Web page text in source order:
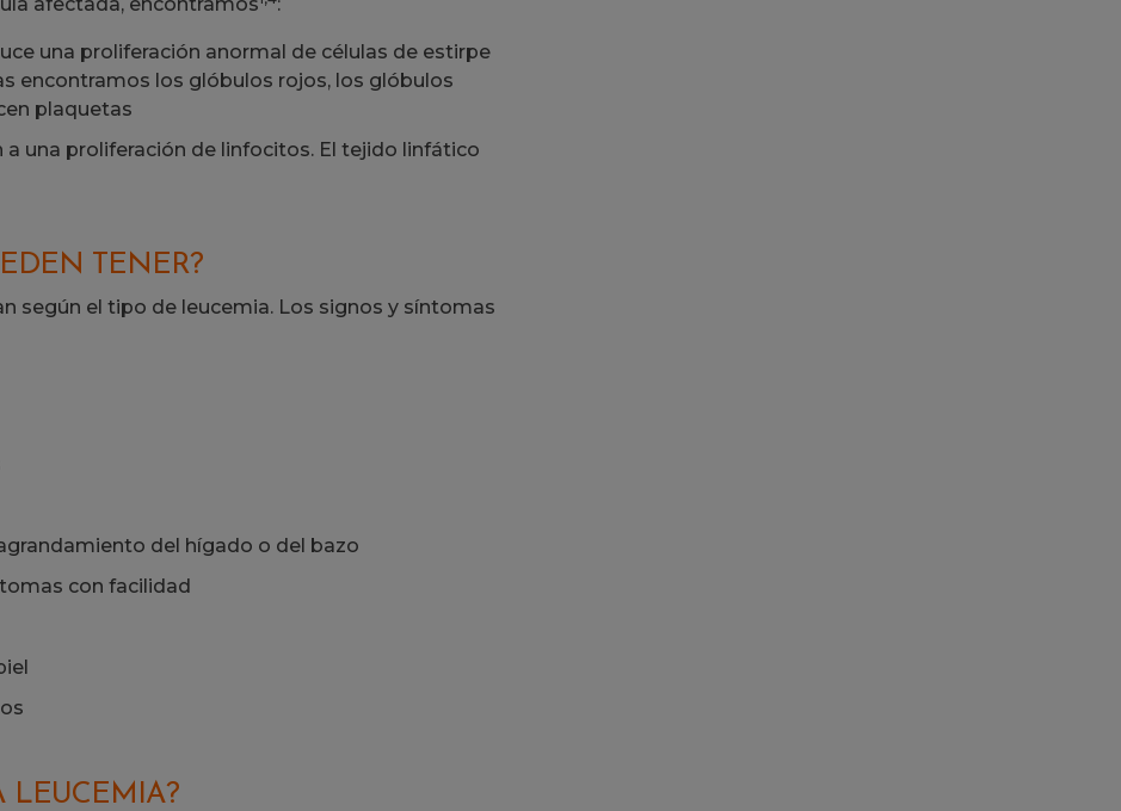
una proliferación anormal de células de estirpe
encontramos los glóbulos rojos, los glóbulos
plaquetas
a una proliferación de linfocitos. El tejido linfático
TENER?
según el tipo de leucemia. Los signos y síntomas
del hígado o del bazo
con facilidad
LEUCEMIA?